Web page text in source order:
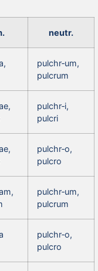
neutr.
pulchr‑um,
pulcrum
pulchr‑i,
pulcri
pulchr‑o,
pulcro
pulchr‑um,
pulcrum
pulchr‑o,
pulcro